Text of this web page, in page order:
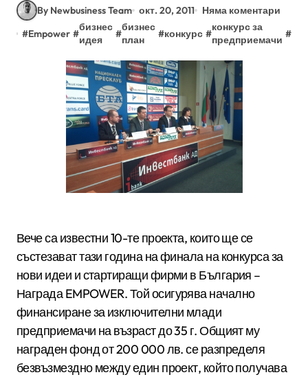
By Newbusiness Team окт. 20, 2011
Няма коментари
#Empower #
бизнес
идея
#
бизнес
план
#конкурс #
конкурс за
предприемачи
#
Вече са известни 10-те проекта, които ще се
състезават тази година на финала на конкурса за
нови идеи и стартиращи фирми в България –
Награда EMPOWER. Той осигурява начално
финансиране за изключителни млади
предприемачи на възраст до 35 г. Общият му
награден фонд от 200 000 лв. се разпределя
безвъзмездно между един проект, който получава